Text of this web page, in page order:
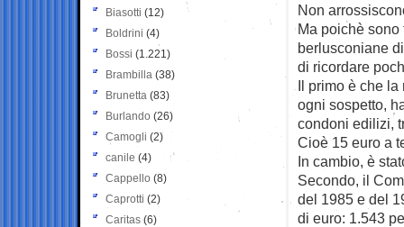
Non
Ma poichè
berlusconiane
di ricordare
Il primo è che
ogni sospetto,
condoni edilizi,
Cioè 15 euro a
In cambio, è
Secondo, il
del 1985 e del
di euro: 1.543
Biasotti (12)
Boldrini (4)
Bossi (1.221)
Brambilla (38)
Brunetta (83)
Burlando (26)
Camogli (2)
canile (4)
Cappello (8)
Caprotti (2)
Caritas (6)